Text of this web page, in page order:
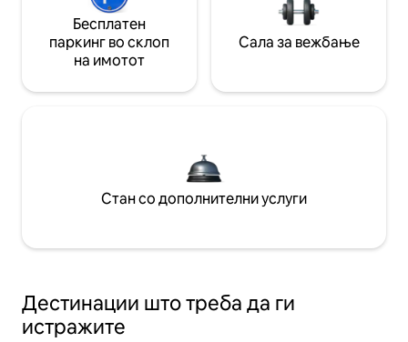
Бесплатен
паркинг во склоп
на имотот
Сала за вежбање
Стан со дополнителни услуги
Дестинации што треба да ги
истражите